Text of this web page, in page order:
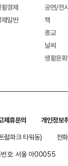
경제
제일반
공연/전
책
종교
날씨
생활문
제휴문의
개인정보
럴파크 타워동)
전
번호: 서울 아00055